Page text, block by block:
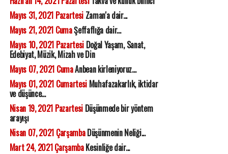
Mayıs 31, 2021 PazartesiZaman'a dair...
Mayıs 21, 2021 CumaŞeffaflığa dair...
Mayıs 10, 2021 PazartesiDoğal Yaşam, Sanat,
Edebiyat, Müzik, Mizah ve Din
Mayıs 07, 2021 CumaAnbean kirleniyoruz...
Mayıs 01, 2021 CumartesiMuhafazakarlık, iktidar
ve düşünce...
Nisan 19, 2021 PazartesiDüşünmede bir yöntem
arayışı
Nisan 07, 2021 ÇarşambaDüşünmenin Neliği...
Mart 24, 2021 ÇarşambaKesinliğe dair...